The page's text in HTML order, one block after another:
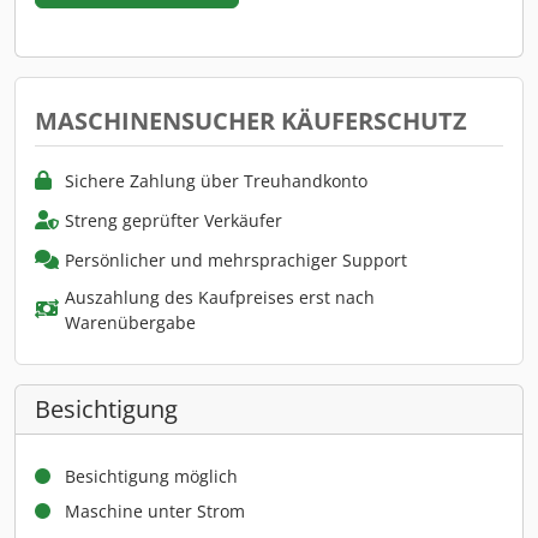
MASCHINENSUCHER KÄUFERSCHUTZ
Sichere Zahlung über Treuhandkonto
Streng geprüfter Verkäufer
Persönlicher und mehrsprachiger Support
Auszahlung des Kaufpreises erst nach
Warenübergabe
Besichtigung
Besichtigung möglich
Maschine unter Strom